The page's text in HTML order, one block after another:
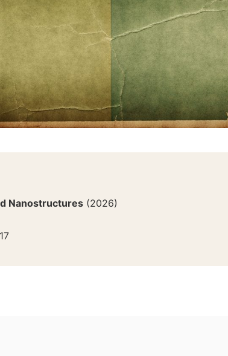
Nanostructures (2026)